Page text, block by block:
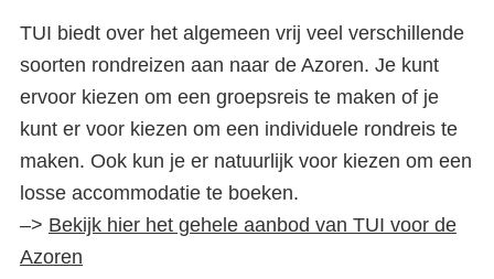
TUI biedt over het algemeen vrij veel verschillende
soorten rondreizen aan naar de Azoren. Je kunt
ervoor kiezen om een groepsreis te maken of je
kunt er voor kiezen om een individuele rondreis te
maken. Ook kun je er natuurlijk voor kiezen om een
losse accommodatie te boeken.
–> Bekijk hier het gehele aanbod van TUI voor de
Azoren